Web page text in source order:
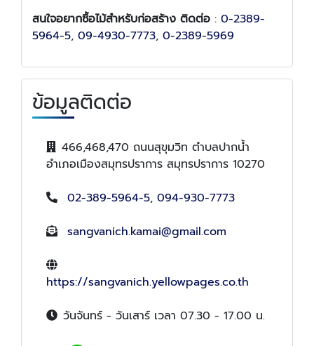
สนใจอยากซื้อไม้สำหรับก่อสร้าง ติดต่อ : 0-2389-
5964-5, 09-4930-7773, 0-2389-5969
ข้อมูลติดต่อ
466,468,470 ถนนสุขุมวิท ตำบลปากน้ำ
อำเภอเมืองสมุทรปราการ สมุทรปราการ 10270
02-389-5964-5, 094-930-7773
sangvanich.kamai@gmail.com
https://sangvanich.yellowpages.co.th
วันจันทร์ - วันเสาร์ เวลา 07.30 - 17.00 น.